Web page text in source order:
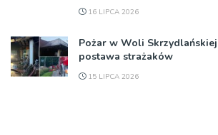
16 LIPCA 2026
Pożar w Woli
postawa strażaków
15 LIPCA 2026